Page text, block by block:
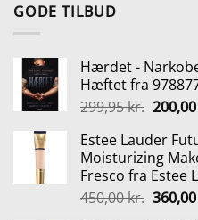
GODE TILBUD
Hærdet -
Hæftet fra
299,95kr. Den
pris
var:
200,00
Estee Lauder
Moisturizing
Fresco fra Estee
450,00kr. Den
360,00